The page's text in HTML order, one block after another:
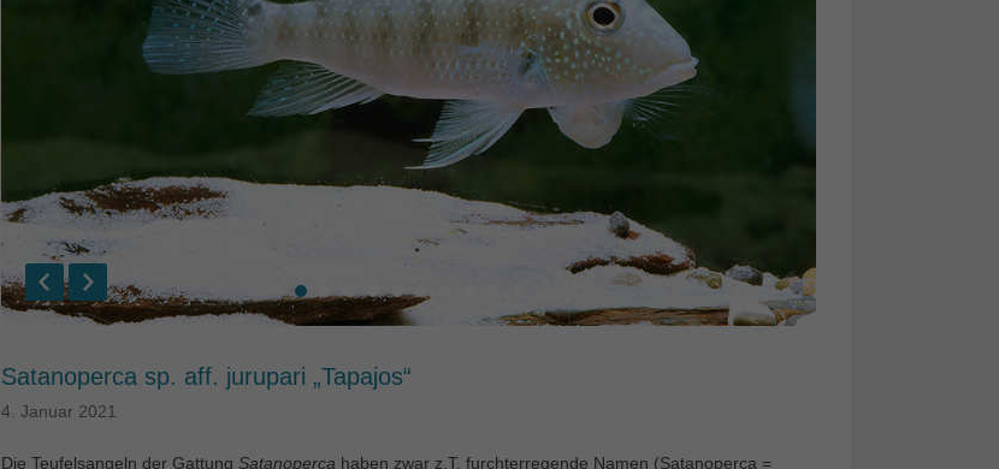
Satanoperca sp. aff. jurupari „Tapajos“
4. Januar 2021
Die Teufelsangeln der Gattung Satanoperca haben zwar z.T. furchterregende Namen (Satanoperca =